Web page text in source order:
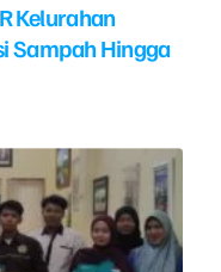
Kelurahan
Sampah Hingga